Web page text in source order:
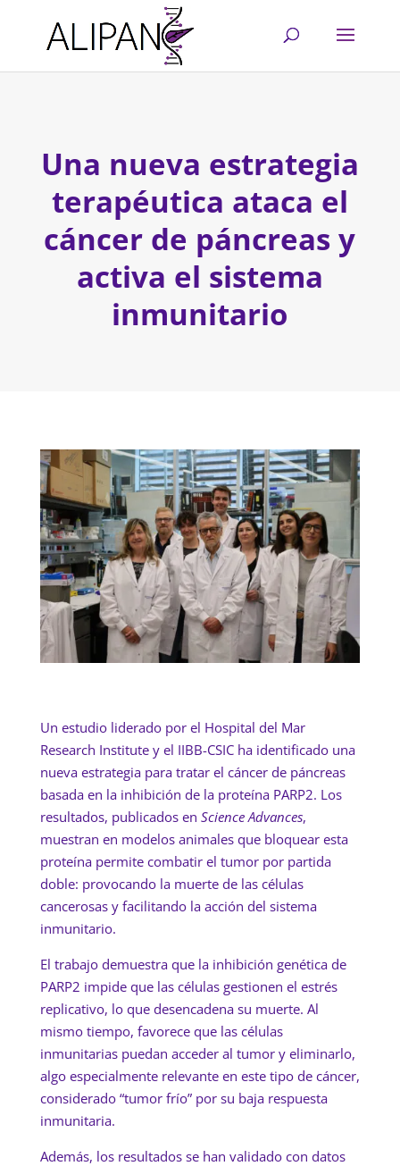
Una nueva estrategia
terapéutica ataca el
cáncer de páncreas y
activa el sistema
inmunitario
Un estudio liderado por el Hospital del Mar
Research Institute y el IIBB-CSIC ha identificado una
nueva estrategia para tratar el cáncer de páncreas
basada en la inhibición de la proteína PARP2. Los
resultados, publicados en Science Advances,
muestran en modelos animales que bloquear esta
proteína permite combatir el tumor por partida
doble: provocando la muerte de las células
cancerosas y facilitando la acción del sistema
inmunitario.
El trabajo demuestra que la inhibición genética de
PARP2 impide que las células gestionen el estrés
replicativo, lo que desencadena su muerte. Al
mismo tiempo, favorece que las células
inmunitarias puedan acceder al tumor y eliminarlo,
algo especialmente relevante en este tipo de cáncer,
considerado “tumor frío” por su baja respuesta
inmunitaria.
Además, los resultados se han validado con datos